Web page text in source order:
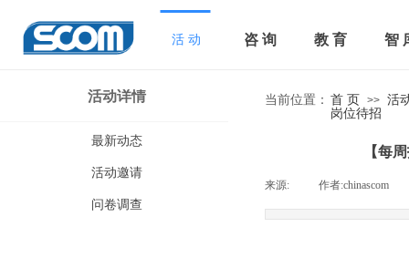
活 动 咨 询 教 育 智
活动详情 当前位置： 首 页 >> 活
岗位待招
最新动态
活动邀请
问卷调查
【每
来源: 作者:chinascom